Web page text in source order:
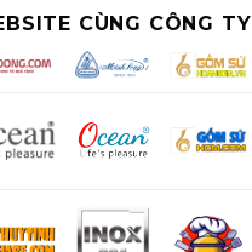
CÙNG CÔNG TY